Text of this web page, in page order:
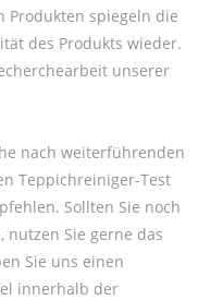
Produkten spiegeln die
des Produkts wieder.
unserer
nach weiterführenden
Teppichreiniger-Test
Sollten Sie noch
nutzen Sie gerne das
Sie uns einen
innerhalb der